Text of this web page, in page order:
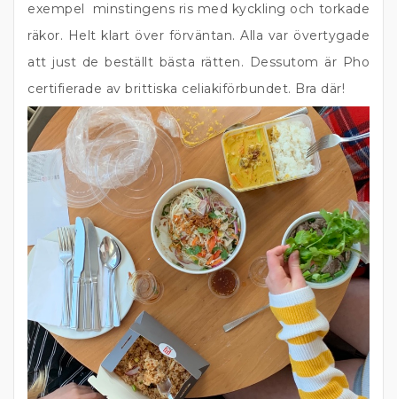
exempel minstingens ris med kyckling och torkade
räkor. Helt klart över förväntan. Alla var övertygade
att just de beställt bästa rätten. Dessutom är Pho
certifierade av brittiska celiakiförbundet. Bra där!